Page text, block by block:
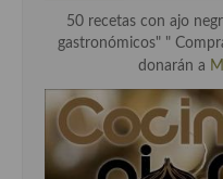
50 recetas con ajo
gastronómicos" "
donarán a